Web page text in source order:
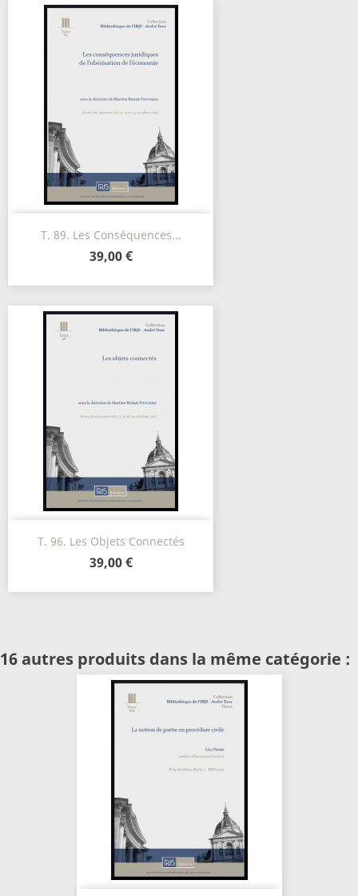
T. 89. Les Conséquences...
39,00 €
T. 96. Les Objets Connectés
39,00 €
16 autres produits dans la même catégorie :